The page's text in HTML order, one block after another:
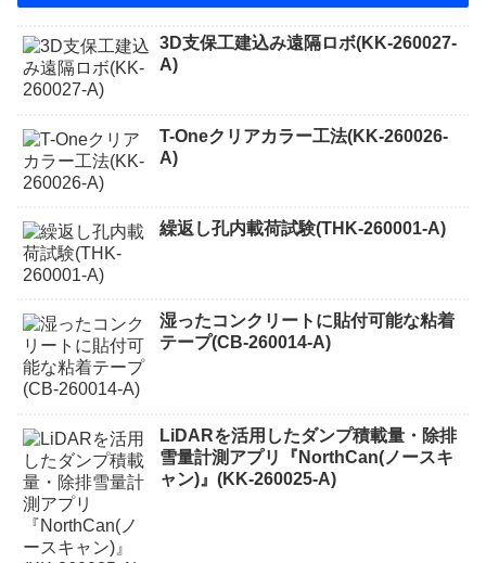
3D支保工建込み遠隔ロボ(KK-260027-
A)
T-Oneクリアカラー工法(KK-260026-
A)
繰返し孔内載荷試験(THK-260001-A)
湿ったコンクリートに貼付可能な粘着
テープ(CB-260014-A)
LiDARを活用したダンプ積載量・除排
雪量計測アプリ『NorthCan(ノースキ
ャン)』(KK-260025-A)